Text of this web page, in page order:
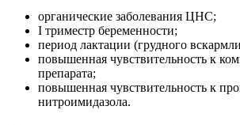
органические заболевания ЦНС;
I триместр беременности;
период лактации (грудного
повышенная чувствительность к
препарата;
повышенная чувствительность к
нитроимидазола.